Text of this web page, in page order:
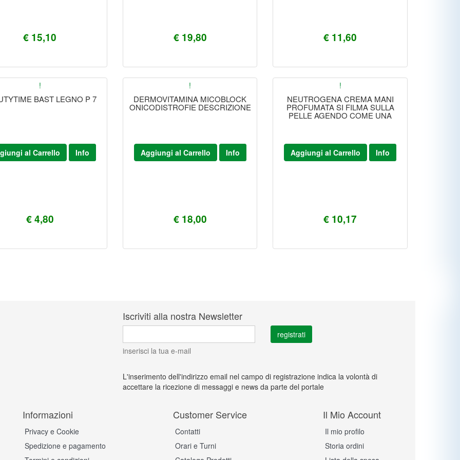
€ 15,10 € 19,80 € 11,60
!
BAST LEGNO P 7
€ 4,80
al Carrello Info
!
DERMOVITAMINA MICOBLOCK
ONICODISTROFIE DESCRIZIONE
€ 18,00
Aggiungi al Carrello Info
!
NEUTROGENA CREMA MANI
PROFUMATA SI FILMA SULLA
PELLE AGENDO COME UNA
€ 10,17
Aggiungi al Carrello Info
Iscriviti alla nostra Newsletter
inserisci la tua e-mail
L'inserimento dell'indirizzo email nel campo di registrazione indica la volontà di
accettare la ricezione di messaggi e news da parte del portale
Informazioni
Privacy e Cookie
Spedizione e pagamento
Customer Service
Contatti
Orari e Turni
Il Mio Account
Il mio profilo
Storia ordini